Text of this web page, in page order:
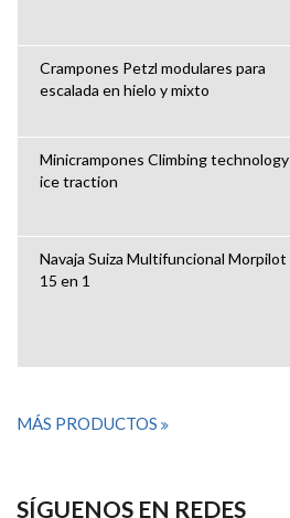
Crampones Petzl modulares para
escalada en hielo y mixto
Minicrampones Climbing technology
ice traction
Navaja Suiza Multifuncional Morpilot
15 en 1
MÁS PRODUCTOS
SÍGUENOS EN REDES